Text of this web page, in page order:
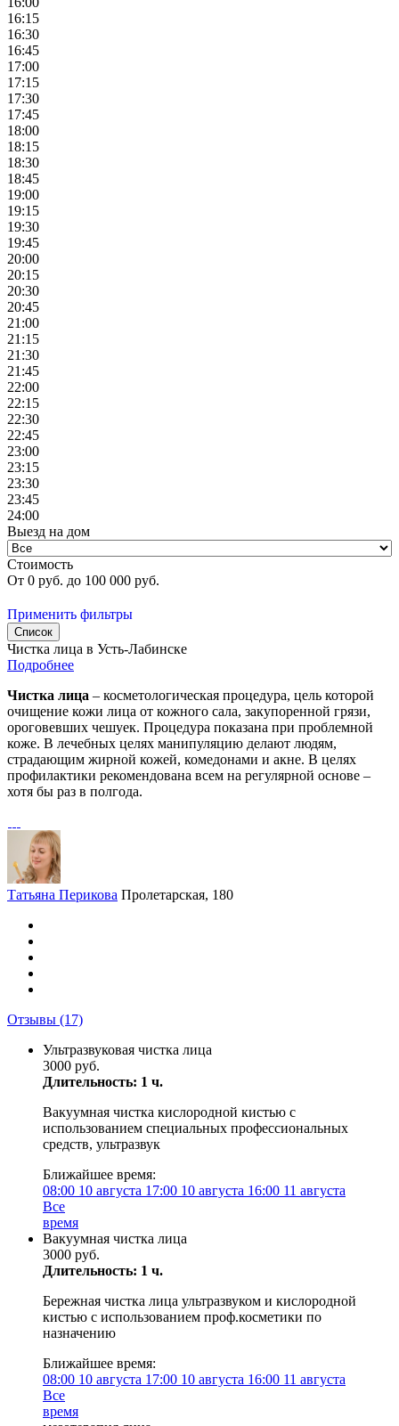
16:15
16:30
16:45
17:00
17:15
17:30
17:45
18:00
18:15
18:30
18:45
19:00
19:15
19:30
19:45
20:00
20:15
20:30
20:45
21:00
21:15
21:30
21:45
22:00
22:15
22:30
22:45
23:00
23:15
23:30
23:45
24:00
Выезд на дом
Стоимость
От 0 руб. до 100 000 руб.
Применить фильтры
Список
Чистка лица в Усть-Лабинске
Подробнее
Чистка лица – косметологическая процедура, цель которой
очищение кожи лица от кожного сала, закупоренной грязи,
ороговевших чешуек. Процедура показана при проблемной
коже. В лечебных целях манипуляцию делают людям,
страдающим жирной кожей, комедонами и акне. В целях
профилактики рекомендована всем на регулярной основе –
хотя бы раз в полгода.
Татьяна Перикова Пролетарская, 180
Отзывы (17)
Ультразвуковая чистка лица
3000 руб.
Длительность: 1 ч.
Вакуумная чистка кислородной кистью с
использованием специальных профессиональных
средств, ультразвук
Ближайшее время:
08:00 10 августа 17:00 10 августа 16:00 11 августа
Все
время
Вакуумная чистка лица
3000 руб.
Длительность: 1 ч.
Бережная чистка лица ультразвуком и кислородной
кистью с использованием проф.косметики по
назначению
Ближайшее время:
08:00 10 августа 17:00 10 августа 16:00 11 августа
Все
время